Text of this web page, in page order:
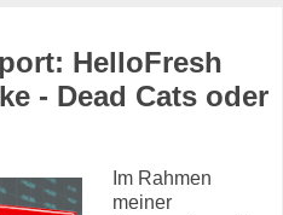
HelloFresh
- Dead Cats oder
Im Rahmen
meiner